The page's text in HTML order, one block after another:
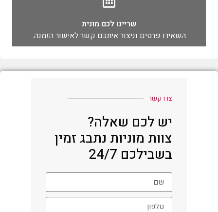
שריינו לכם מונית
השאירו פרטים וניצור איתכם קשר לאישור הזמנה.
צרו קשר
יש לכם שאלה?
צוות מוניות נתבג זמין
בשבילכם 24/7